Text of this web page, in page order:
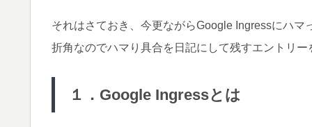
それはさておき、今更ながらGoogle Ingressにハマ
折角なのでハマり具合を日記にして残すエントリー
１．Google Ingressとは